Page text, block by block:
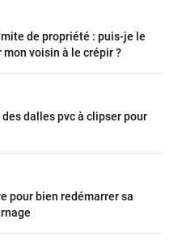
de propriété : puis-je le
voisin à le crépir ?
dalles pvc à clipser pour
pour bien redémarrer sa